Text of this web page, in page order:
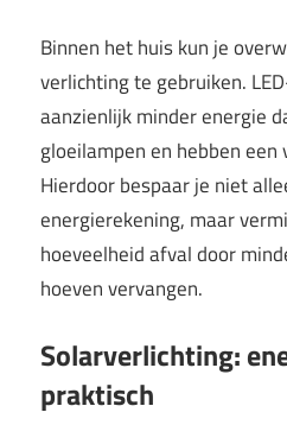
Binnen het huis kun je
verlichting te gebruiken.
aanzienlijk minder energie
gloeilampen en hebben
Hierdoor bespaar je niet
energierekening, maar
hoeveelheid afval door
hoeven vervangen.
Solarverlichting:
praktisch